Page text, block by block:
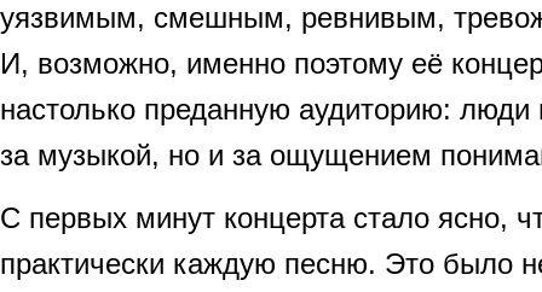
уязвимым, смешным, ревнивым,
И, возможно, именно поэтому её
настолько преданную аудиторию: люди
за музыкой, но и за ощущением
С первых минут концерта стало ясно,
практически каждую песню. Это было